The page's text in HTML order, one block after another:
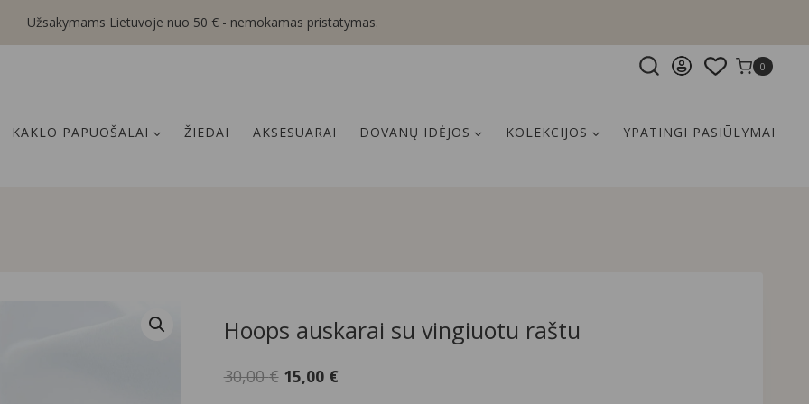
Užsakymams Lietuvoje nuo 50 € - nemokamas pristatymas.
0
KAKLO PAPUOŠALAI ŽIEDAI AKSESUARAI DOVANŲ IDĖJOS KOLEKCIJOS YPATINGI PASIŪLYMAI
Hoops auskarai su vingiuotu raštu
30,00€ Original
15,00 €Current